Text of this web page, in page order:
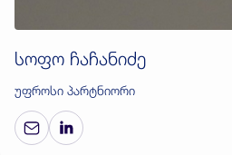
სოფო ჩაჩანიძე
უფროსი პარტნიორი